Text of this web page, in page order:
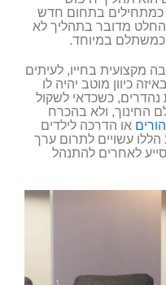
כמתחילים בתחום חדש
מדובר בתהליך לא
כמשתלם במיוחד.
מקצועית בחייו, לעיתים
כיוון מוטב יהיה לו
נהדרים, כשכדאי לשקול
החינוך, ולא בהכרח
או הדרכה לילדים
עשויים לתרום ערך
לאחרים להתנהל